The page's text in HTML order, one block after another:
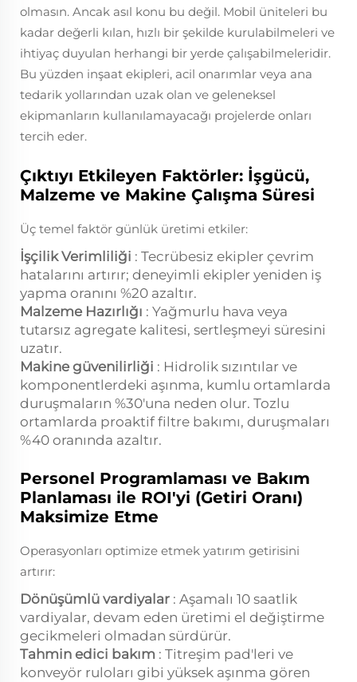
olmasın. Ancak asıl konu bu değil. Mobil üniteleri bu
kadar değerli kılan, hızlı bir şekilde kurulabilmeleri ve
ihtiyaç duyulan herhangi bir yerde çalışabilmeleridir.
Bu yüzden inşaat ekipleri, acil onarımlar veya ana
tedarik yollarından uzak olan ve geleneksel
ekipmanların kullanılamayacağı projelerde onları
tercih eder.
Çıktıyı Etkileyen Faktörler: İşgücü,
Malzeme ve Makine Çalışma Süresi
Üç temel faktör günlük üretimi etkiler:
İşçilik Verimliliği : Tecrübesiz ekipler çevrim
hatalarını artırır; deneyimli ekipler yeniden iş
yapma oranını %20 azaltır.
Malzeme Hazırlığı : Yağmurlu hava veya
tutarsız agregate kalitesi, sertleşmeyi süresini
uzatır.
Makine güvenilirliği : Hidrolik sızıntılar ve
komponentlerdeki aşınma, kumlu ortamlarda
duruşmaların %30'una neden olur. Tozlu
ortamlarda proaktif filtre bakımı, duruşmaları
%40 oranında azaltır.
Personel Programlaması ve Bakım
Planlaması ile ROI'yi (Getiri Oranı)
Maksimize Etme
Operasyonları optimize etmek yatırım getirisini
artırır:
Dönüşümlü vardiyalar : Aşamalı 10 saatlik
vardiyalar, devam eden üretimi el değiştirme
gecikmeleri olmadan sürdürür.
Tahmin edici bakım : Titreşim pad'leri ve
konveyör ruloları gibi yüksek aşınma gören